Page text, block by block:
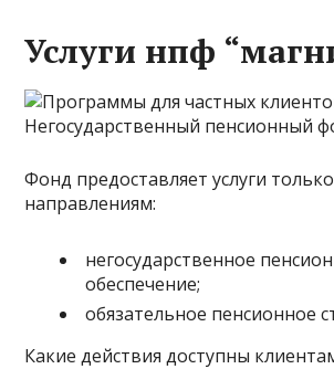
Услуги нпф
Фонд предоставляет услуги
направлениям:
негосударственное
обеспечение;
обязательное пенсионное
Какие действия доступны